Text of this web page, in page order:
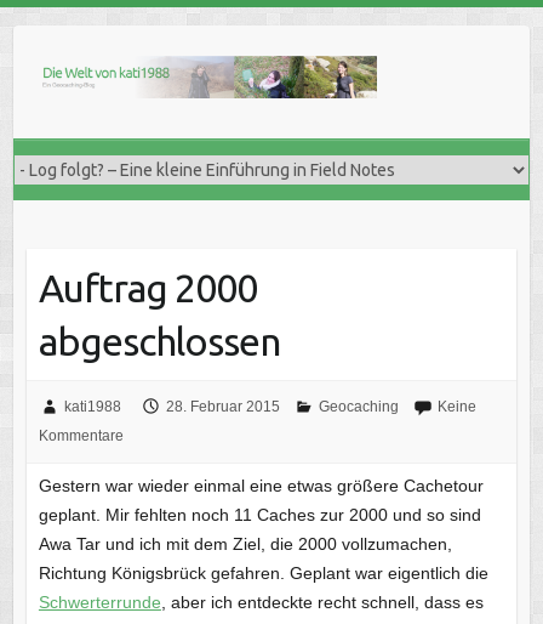
content
Auftrag 2000
abgeschlossen
kati1988 28. Februar 2015 Geocaching
Keine
Kommentare
Gestern war wieder einmal eine etwas größere Cachetour
geplant. Mir fehlten noch 11 Caches zur 2000 und so sind
Awa Tar und ich mit dem Ziel, die 2000 vollzumachen,
Richtung Königsbrück gefahren. Geplant war eigentlich die
Schwerterrunde , aber ich entdeckte recht schnell, dass es